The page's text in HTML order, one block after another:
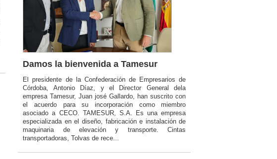
Damos la bienvenida a Tamesur
El presidente de la Confederación de Empresarios de
Córdoba, Antonio Díaz, y el Director General dela
empresa Tamesur, Juan josé Gallardo, han suscrito con
el acuerdo para su incorporación como miembro
asociado a CECO. TAMESUR, S.A. Es una empresa
especializada en el diseño, fabricación e instalación de
maquinaria de elevación y transporte. Cintas
transportadoras, Tolvas de rece...